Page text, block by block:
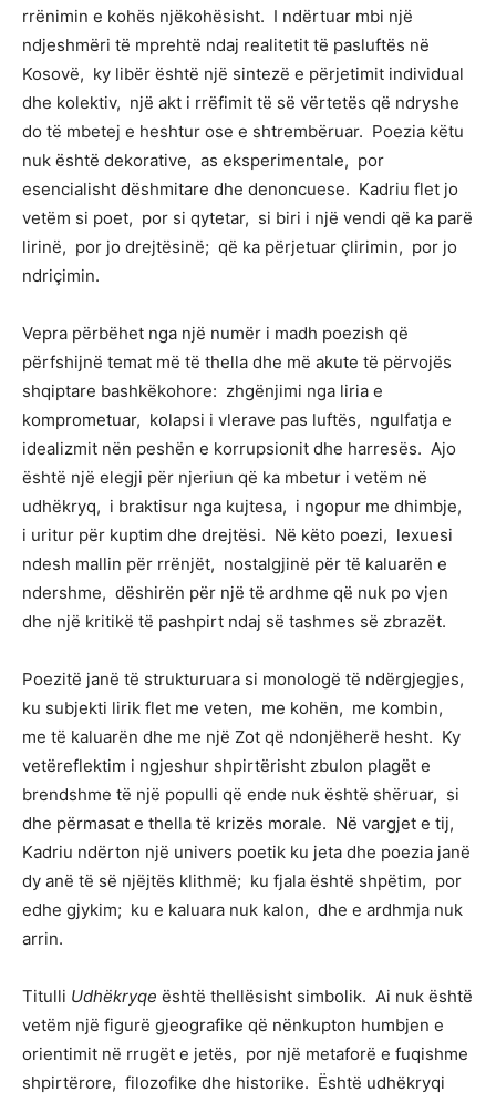
rrënimin e kohës njëkohësisht. I ndërtuar mbi një
ndjeshmëri të mprehtë ndaj realitetit të pasluftës në
Kosovë, ky libër është një sintezë e përjetimit individual
dhe kolektiv, një akt i rrëfimit të së vërtetës që ndryshe
do të mbetej e heshtur ose e shtrembëruar. Poezia këtu
nuk është dekorative, as eksperimentale, por
esencialisht dëshmitare dhe denoncuese. Kadriu flet jo
vetëm si poet, por si qytetar, si biri i një vendi që ka parë
lirinë, por jo drejtësinë; që ka përjetuar çlirimin, por jo
ndriçimin.
Vepra përbëhet nga një numër i madh poezish që
përfshijnë temat më të thella dhe më akute të përvojës
shqiptare bashkëkohore: zhgënjimi nga liria e
komprometuar, kolapsi i vlerave pas luftës, ngulfatja e
idealizmit nën peshën e korrupsionit dhe harresës. Ajo
është një elegji për njeriun që ka mbetur i vetëm në
udhëkryq, i braktisur nga kujtesa, i ngopur me dhimbje,
i uritur për kuptim dhe drejtësi. Në këto poezi, lexuesi
ndesh mallin për rrënjët, nostalgjinë për të kaluarën e
ndershme, dëshirën për një të ardhme që nuk po vjen
dhe një kritikë të pashpirt ndaj së tashmes së zbrazët.
Poezitë janë të strukturuara si monologë të ndërgjegjes,
ku subjekti lirik flet me veten, me kohën, me kombin,
me të kaluarën dhe me një Zot që ndonjëherë hesht. Ky
vetëreflektim i ngjeshur shpirtërisht zbulon plagët e
brendshme të një populli që ende nuk është shëruar, si
dhe përmasat e thella të krizës morale. Në vargjet e tij,
Kadriu ndërton një univers poetik ku jeta dhe poezia janë
dy anë të së njëjtës klithmë; ku fjala është shpëtim, por
edhe gjykim; ku e kaluara nuk kalon, dhe e ardhmja nuk
arrin.
Titulli Udhëkryqe është thellësisht simbolik. Ai nuk është
vetëm një figurë gjeografike që nënkupton humbjen e
orientimit në rrugët e jetës, por një metaforë e fuqishme
shpirtërore, filozofike dhe historike. Është udhëkryqi